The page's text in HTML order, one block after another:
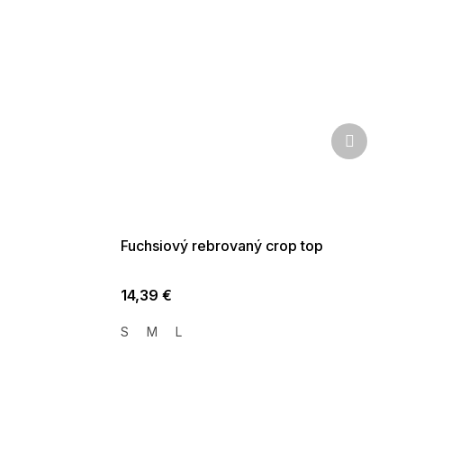
Fuchsiový rebrovaný crop top
14,39 €
S M L
Ďalší
produkt